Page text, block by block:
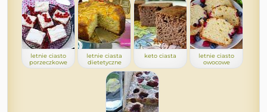
letnie ciasto
porzeczkowe
letnie ciasta
dietetyczne
keto ciasta
letnie ciasto
owocowe